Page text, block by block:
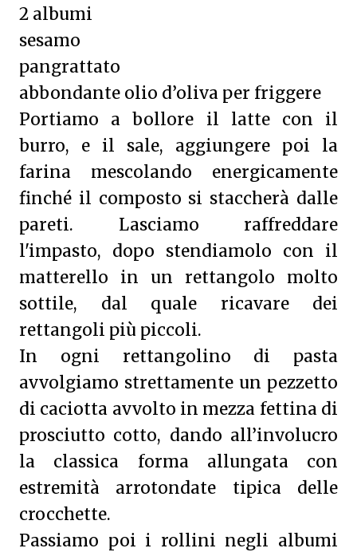
2 albumi
sesamo
pangrattato
abbondante olio d’oliva per friggere
Portiamo a bollore il latte con il
burro, e il sale, aggiungere poi la
farina mescolando energicamente
finché il composto si staccherà dalle
pareti. Lasciamo raffreddare
l'impasto, dopo stendiamolo con il
matterello in un rettangolo molto
sottile, dal quale ricavare dei
rettangoli più piccoli.
In ogni rettangolino di pasta
avvolgiamo strettamente un pezzetto
di caciotta avvolto in mezza fettina di
prosciutto cotto, dando all’involucro
la classica forma allungata con
estremità arrotondate tipica delle
crocchette.
Passiamo poi i rollini negli albumi